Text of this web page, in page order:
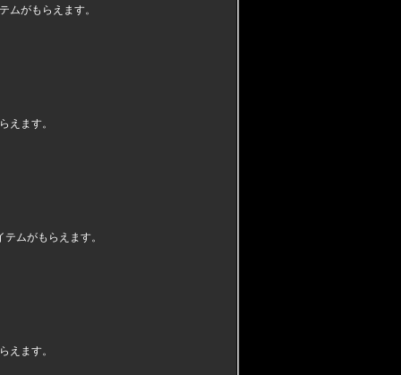
ムがもらえます。
えます。
テムがもらえます。
えます。